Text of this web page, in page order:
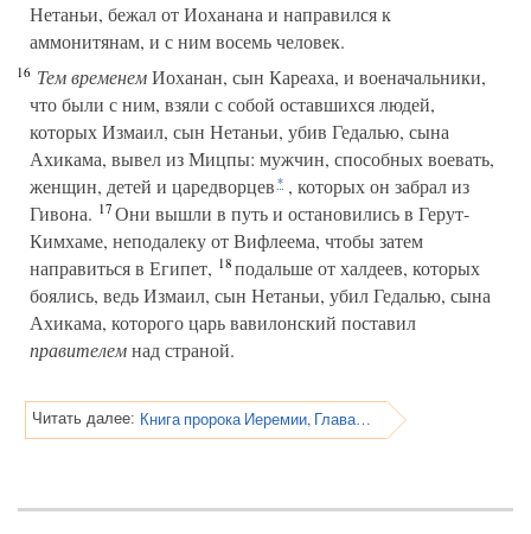
Нетаньи, бежал от Иоханана и направился к
аммонитянам, и с ним восемь человек.
16 Тем временемИоханан, сын Кареаха, и военачальники,
что были с ним, взяли с собой оставшихся людей,
которых Измаил, сын Нетаньи, убив Гедалью, сына
Ахикама, вывел из Мицпы: мужчин, способных воевать,
женщин, детей и царедворцев * , которых он забрал из
Гивона. 17Они вышли в путь и остановились в Герут-
Кимхаме, неподалеку от Вифлеема, чтобы затем
направиться в Египет, 18подальше от халдеев, которых
боялись, ведь Измаил, сын Нетаньи, убил Гедалью, сына
Ахикама, которого царь вавилонский поставил
правителемнад страной.
Читать далее: Книга пророка Иеремии, Глава 42